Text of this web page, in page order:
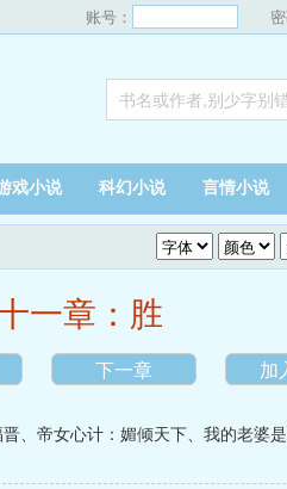
账号：
戏小说 科幻小说 言情小说
一章：胜
下一章 加
、 帝女心计：媚倾天下、 我的老婆